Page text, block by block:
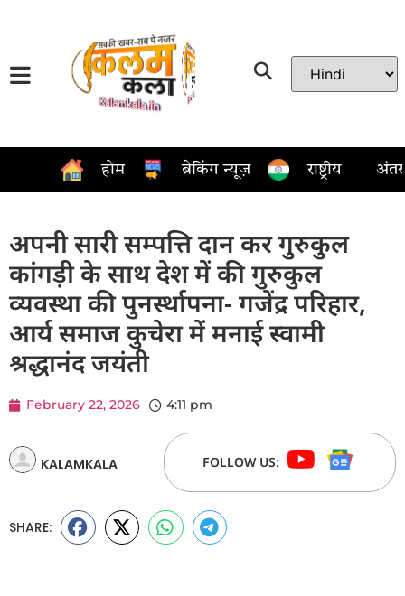
होम ब्रेकिंग न्यूज़ राष्ट्रीय
अपनी सारी सम्पत्ति दान कर गुरुकुल
कांगड़ी के साथ देश में की गुरुकुल
व्यवस्था की पुनर्स्थापना- गजेंद्र परिहार,
आर्य समाज कुचेरा में मनाई स्वामी
श्रद्धानंद जयंती
February 22, 2026 4:11 pm
KALAMKALA FOLLOW US:
SHARE: